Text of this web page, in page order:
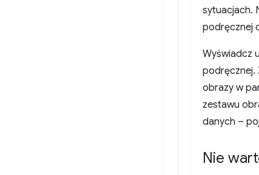
sytuacjach.
podręcznej
Wyświadcz
podręcznej.
obrazy w
zestawu
danych –
Nie